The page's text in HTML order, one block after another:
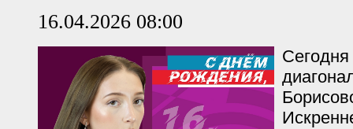
16.04.2026 08:00